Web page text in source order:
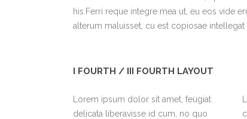
his.Ferri reque integre mea ut, eu eos vide
alterum maluisset, cu est copiosae intellegat
I FOURTH / III FOURTH LAYOUT
Lorem ipsum dolor sit amet, feugiat
delicata liberavisse id cum, no quo